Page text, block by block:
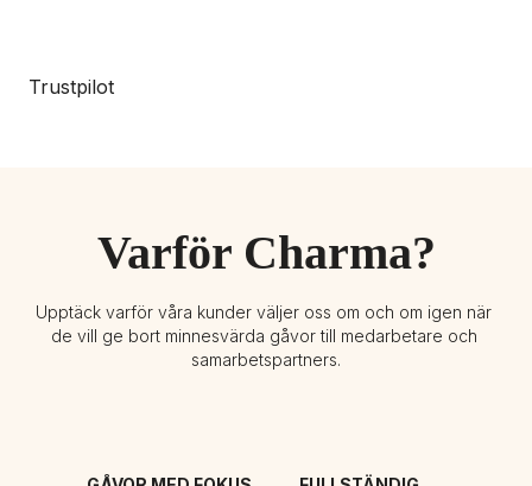
Trustpilot
Varför Charma?
Upptäck varför våra kunder väljer oss om och om igen när
de vill ge bort minnesvärda gåvor till medarbetare och
samarbetspartners.